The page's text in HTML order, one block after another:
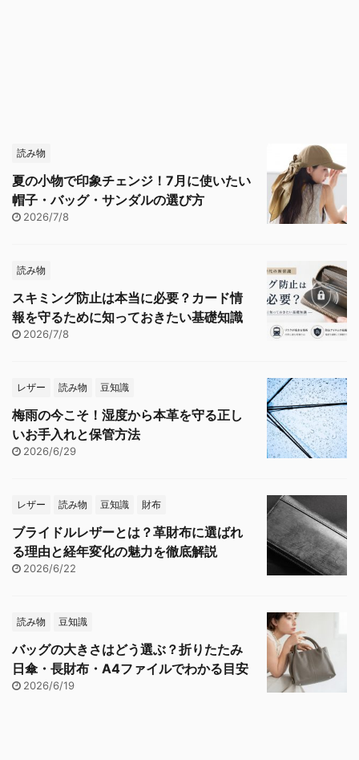
読み物
夏の小物で印象チェンジ！7月に使いたい
帽子・バッグ・サンダルの選び方
2026/7/8
読み物
スキミング防止は本当に必要？カード情
報を守るために知っておきたい基礎知識
2026/7/8
レザー 読み物 豆知識
梅雨の今こそ！湿度から本革を守る正し
いお手入れと保管方法
2026/6/29
レザー 読み物 豆知識 財布
ブライドルレザーとは？革財布に選ばれ
る理由と経年変化の魅力を徹底解説
2026/6/22
読み物 豆知識
バッグの大きさはどう選ぶ？折りたたみ
日傘・長財布・A4ファイルでわかる目安
2026/6/19